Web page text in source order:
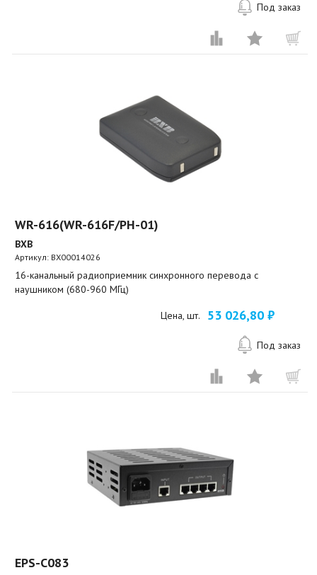
Под заказ
WR-616(WR-616F/PH-01)
BXB
Артикул: BX00014026
16-канальный радиоприемник синхронного перевода с
наушником (680-960 МГц)
Цена, шт. 53 026,80 ₽
Под заказ
EPS-C083